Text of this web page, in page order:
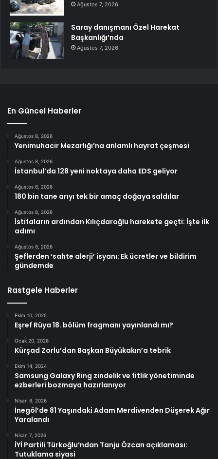
Ağustos 7, 2026
Saray danışmanı Özel Harekat
Başkanlığı’nda
Ağustos 7, 2026
En Güncel Haberler
Ağustos 8, 2026
Yenimuhacir Mezarlığı’na anlamlı hayrat çeşmesi
Ağustos 8, 2026
İstanbul’da 128 yeni noktaya daha EDS geliyor
Ağustos 8, 2026
180 bin tane arıyı tek bir amaç doğaya saldılar
Ağustos 8, 2026
İstifaların ardından Kılıçdaroğlu harekete geçti: İşte ilk
adımı
Ağustos 8, 2026
Şeflerden ‘sahte alerji’ isyanı: Ek ücretler ve bildirim
gündemde
Rastgele Haberler
Ekim 10, 2025
Eşref Rüya 18. bölüm fragmanı yayınlandı mı?
Ocak 20, 2026
Kürşad Zorlu’dan Başkan Büyükakın’a tebrik
Ekim 14, 2024
Samsung Galaxy Ring zindelik ve fitlik yönetiminde
ezberleri bozmaya hazırlanıyor
Nisan 8, 2026
İnegöl’de 81 Yaşındaki Adam Merdivenden Düşerek Ağır
Yaralandı
Nisan 7, 2026
İYİ Partili Türkoğlu’ndan Tanju Özcan açıklaması:
Tutuklama siyasi